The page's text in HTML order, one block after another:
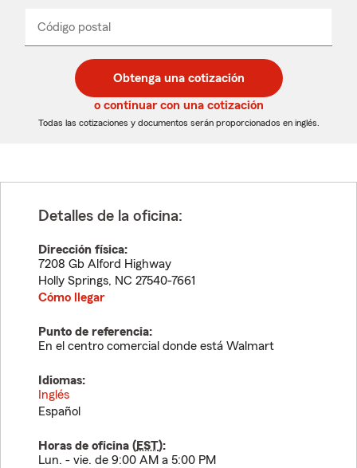
desplegable
Código postal
de
5
dígitos
de
5
dígitos
_____
Obtenga una cotización
o continuar con una cotización
Todas las cotizaciones y documentos serán proporcionados en inglés.
Detalles de la oficina:
Dirección física:
7208 Gb Alford Highway
Holly Springs, NC 27540-7661
Cómo llegar
Punto de referencia:
En el centro comercial donde está Walmart
Idiomas:
Inglés
Español
Horas de oficina (EST):
Lun. - vie. de 9:00 AM a 5:00 PM